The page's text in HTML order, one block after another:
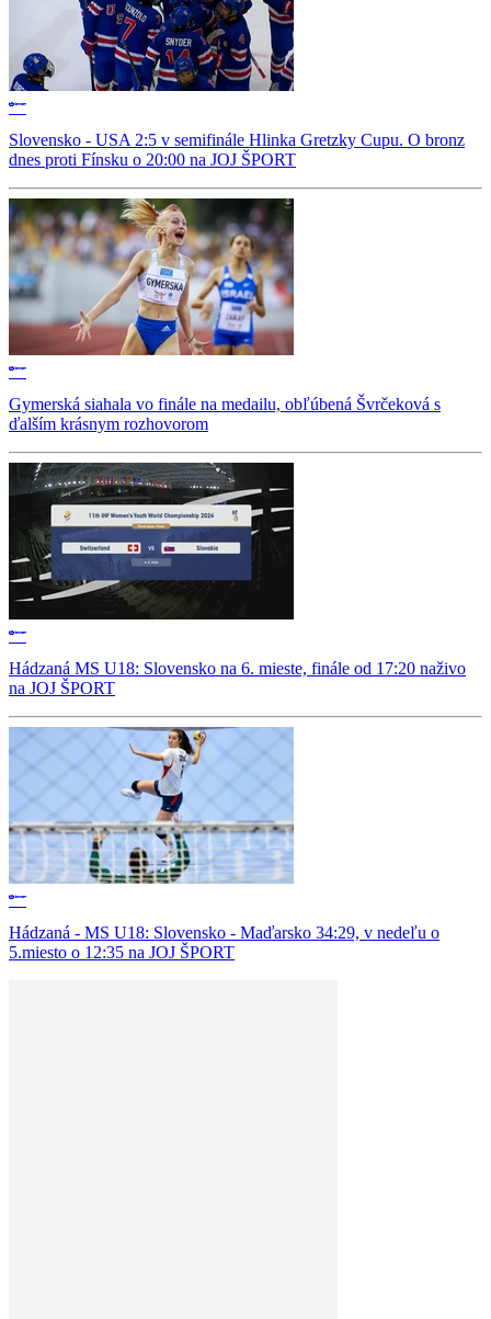
Slovensko - USA 2:5 v semifinále Hlinka Gretzky Cupu. O bronz
dnes proti Fínsku o 20:00 na JOJ ŠPORT
Gymerská siahala vo finále na medailu, obľúbená Švrčeková s
ďalším krásnym rozhovorom
Hádzaná MS U18: Slovensko na 6. mieste, finále od 17:20 naživo
na JOJ ŠPORT
Hádzaná - MS U18: Slovensko - Maďarsko 34:29, v nedeľu o
5.miesto o 12:35 na JOJ ŠPORT